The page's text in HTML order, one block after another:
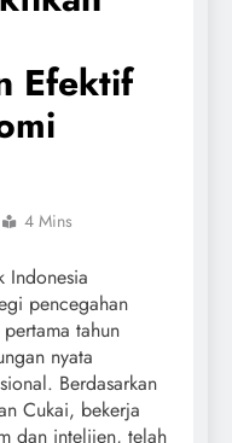
Efektif
4 Mins
Indonesia
pencegahan
tahun
nyata
Berdasarkan
Cukai, bekerja
dan intelijen, telah